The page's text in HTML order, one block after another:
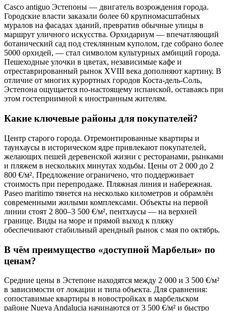
Casco antiguo Эстепоны — двигатель возрождения города.
Городские власти заказали более 60 крупномасштабных
муралов на фасадах зданий, превратив обычные улицы в
маршрут уличного искусства. Орхидариум — впечатляющий
ботанический сад под стеклянным куполом, где собрано более
5000 орхидей, — стал символом культурных амбиций города.
Пешеходные улочки в цветах, независимые кафе и
отреставрированный рынок XVIII века дополняют картину. В
отличие от многих курортных городов Коста-дель-Соль,
Эстепона ощущается по-настоящему испанской, оставаясь при
этом гостеприимной к иностранным жителям.
Какие ключевые районы для покупателей?
Центр старого города. Отремонтированные квартиры и
таунхаусы в историческом ядре привлекают покупателей,
желающих пешей деревенской жизни с ресторанами, рынками
и пляжем в нескольких минутах ходьбы. Цены от 2 000 до 2
800 €/м². Предложение ограничено, что поддерживает
стоимость при перепродаже. Пляжная линия и набережная.
Paseo maritimo тянется на несколько километров и обрамлён
современными жилыми комплексами. Объекты на первой
линии стоят 2 800–3 500 €/м², пентхаусы — на верхней
границе. Виды на море и прямой выход к пляжу
обеспечивают стабильный арендный рынок с мая по октябрь.
В чём преимущество «доступной Марбельи» по
ценам?
Средние цены в Эстепоне находятся между 2 000 и 3 500 €/м²
в зависимости от локации и типа объекта. Для сравнения:
сопоставимые квартиры в новостройках в марбельском
районе Nueva Andalucia начинаются от 3 500 €/м² и быстро